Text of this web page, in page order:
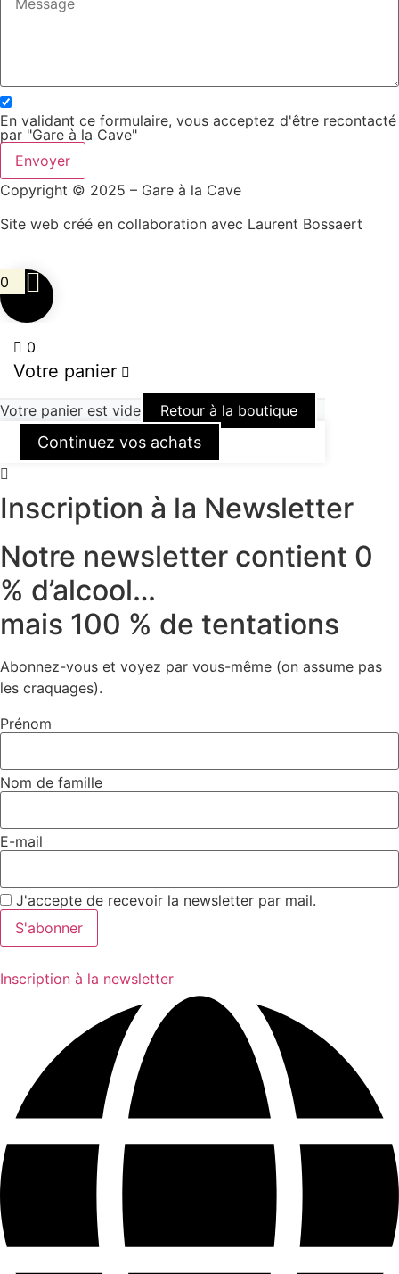
En validant ce formulaire, vous acceptez d'être recontacté
par "Gare à la Cave"
Envoyer
Copyright © 2025 – Gare à la Cave
Site web créé en collaboration avec Laurent Bossaert
0
0
Votre panier
Votre panier est vide Retour à la boutique
Continuez vos achats
Inscription à la Newsletter
Notre newsletter contient 0
% d’alcool…
mais 100 % de tentations
Abonnez-vous et voyez par vous-même (on assume pas
les craquages).
Prénom
Nom de famille
E-mail
J'accepte de recevoir la newsletter par mail.
Inscription à la newsletter